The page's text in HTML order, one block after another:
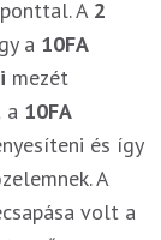
ponttal. A 2
a 10FA
mezét
a 10FA
és így
A
volt a